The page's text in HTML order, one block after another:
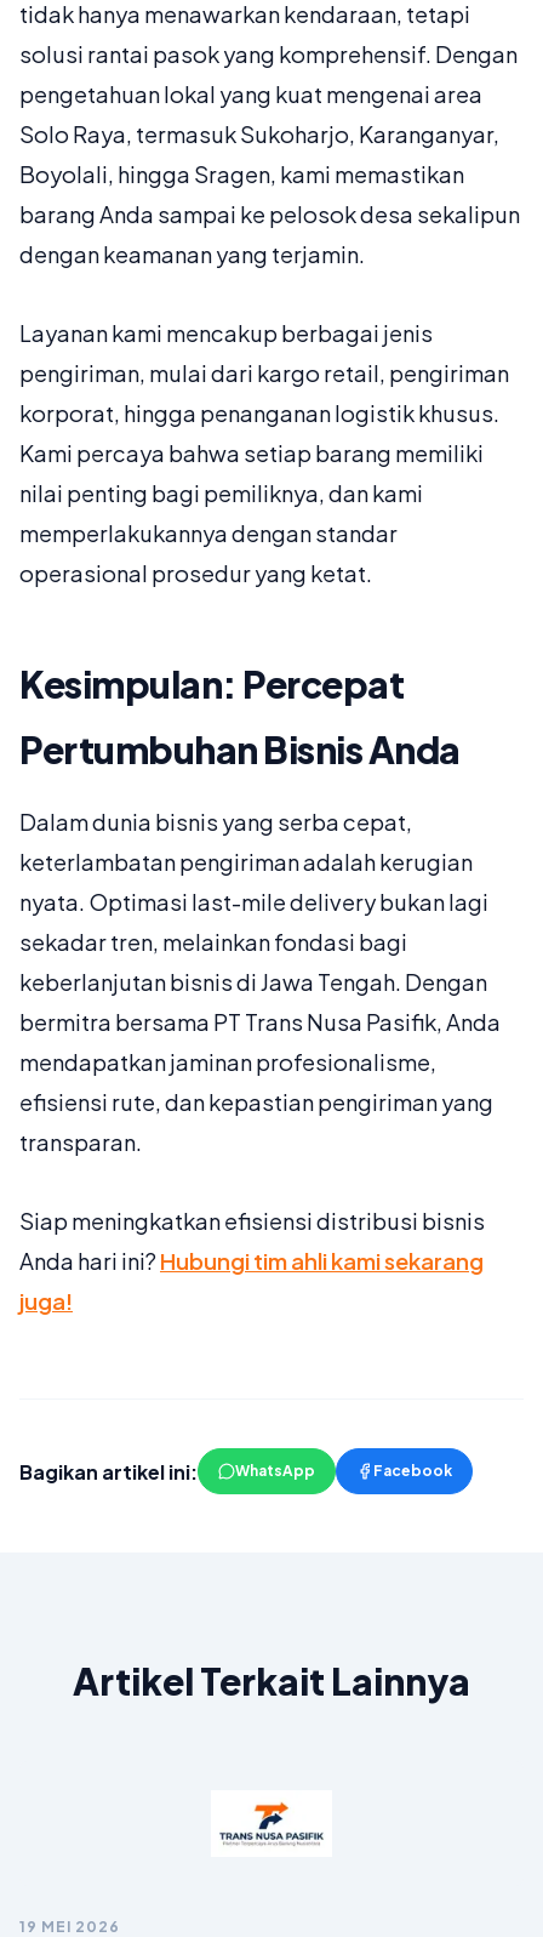
tidak hanya menawarkan kendaraan, tetapi
solusi rantai pasok yang komprehensif. Dengan
pengetahuan lokal yang kuat mengenai area
Solo Raya, termasuk Sukoharjo, Karanganyar,
Boyolali, hingga Sragen, kami memastikan
barang Anda sampai ke pelosok desa sekalipun
dengan keamanan yang terjamin.
Layanan kami mencakup berbagai jenis
pengiriman, mulai dari kargo retail, pengiriman
korporat, hingga penanganan logistik khusus.
Kami percaya bahwa setiap barang memiliki
nilai penting bagi pemiliknya, dan kami
memperlakukannya dengan standar
operasional prosedur yang ketat.
Kesimpulan: Percepat
Pertumbuhan Bisnis Anda
Dalam dunia bisnis yang serba cepat,
keterlambatan pengiriman adalah kerugian
nyata. Optimasi last-mile delivery bukan lagi
sekadar tren, melainkan fondasi bagi
keberlanjutan bisnis di Jawa Tengah. Dengan
bermitra bersama PT Trans Nusa Pasifik, Anda
mendapatkan jaminan profesionalisme,
efisiensi rute, dan kepastian pengiriman yang
transparan.
Siap meningkatkan efisiensi distribusi bisnis
Anda hari ini?Hubungi tim ahli kami sekarang
juga!
Bagikan artikel ini: WhatsApp Facebook
Artikel Terkait Lainnya
19 MEI 2026